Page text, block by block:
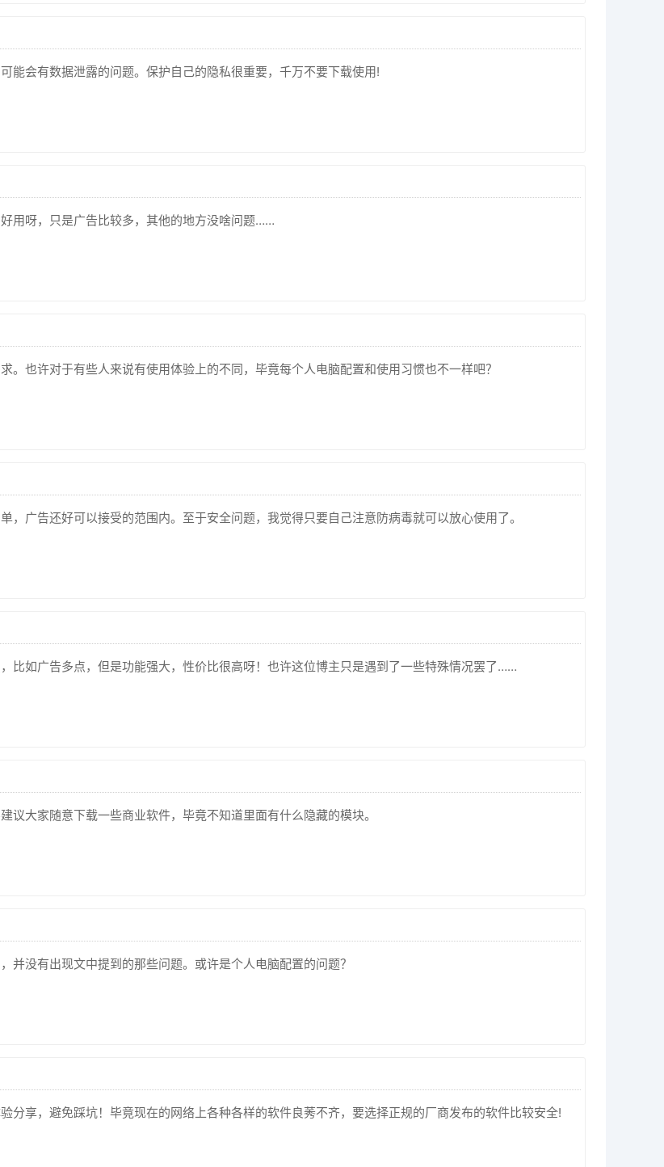
能会有数据泄露的问题。保护自己的隐私很重要，千万不要下载使用!
用呀，只是广告比较多，其他的地方没啥问题……
。也许对于有些人来说有使用体验上的不同，毕竟每个人电脑配置和使用习惯也不一样吧？
广告还好可以接受的范围内。至于安全问题，我觉得只要自己注意防病毒就可以放心使用了。
比如广告多点，但是功能强大，性价比很高呀！也许这位博主只是遇到了一些特殊情况罢了……
大家随意下载一些商业软件，毕竟不知道里面有什么隐藏的模块。
没有出现文中提到的那些问题。或许是个人电脑配置的问题？
分享，避免踩坑！毕竟现在的网络上各种各样的软件良莠不齐，要选择正规的厂商发布的软件比较安全!